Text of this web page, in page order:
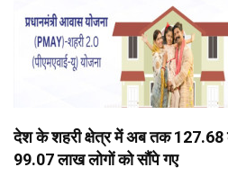
देश के शहरी क्षेत्र में अब तक 127.68
99.07 लाख लोगों को सौंपे गए